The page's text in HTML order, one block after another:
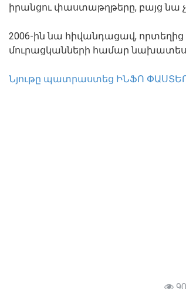
իրանցու փաստաթղթերը, բայց նա
2006-ին նա հիվանդացավ,
մուրացկանների համար
Նյութը պատրաստեց ԻՆՖՈ ՓԱՍՏԵՐ